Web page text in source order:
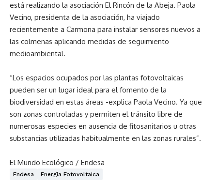
está realizando la asociación El Rincón de la Abeja. Paola
Vecino, presidenta de la asociación, ha viajado
recientemente a Carmona para instalar sensores nuevos a
las colmenas aplicando medidas de seguimiento
medioambiental.
“Los espacios ocupados por las plantas fotovoltaicas
pueden ser un lugar ideal para el fomento de la
biodiversidad en estas áreas -explica Paola Vecino. Ya que
son zonas controladas y permiten el tránsito libre de
numerosas especies en ausencia de fitosanitarios u otras
substancias utilizadas habitualmente en las zonas rurales”.
El Mundo Ecológico / Endesa
Endesa Energía Fotovoltaica